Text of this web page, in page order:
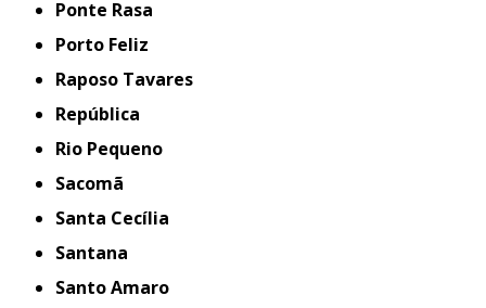
Ponte Rasa
Porto Feliz
Raposo Tavares
República
Rio Pequeno
Sacomã
Santa Cecília
Santana
Santo Amaro